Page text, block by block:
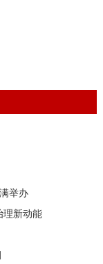
举办
理新动能